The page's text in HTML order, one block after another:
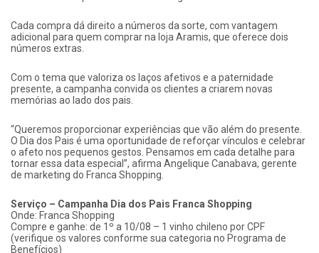
Cada compra dá direito a números da sorte, com vantagem
adicional para quem comprar na loja Aramis, que oferece dois
números extras.
Com o tema que valoriza os laços afetivos e a paternidade
presente, a campanha convida os clientes a criarem novas
memórias ao lado dos pais.
“Queremos proporcionar experiências que vão além do presente.
O Dia dos Pais é uma oportunidade de reforçar vínculos e celebrar
o afeto nos pequenos gestos. Pensamos em cada detalhe para
tornar essa data especial”, afirma Angelique Canabava, gerente
de marketing do Franca Shopping.
Serviço – Campanha Dia dos Pais Franca Shopping
Onde: Franca Shopping
Compre e ganhe: de 1º a 10/08 – 1 vinho chileno por CPF
(verifique os valores conforme sua categoria no Programa de
Benefícios)